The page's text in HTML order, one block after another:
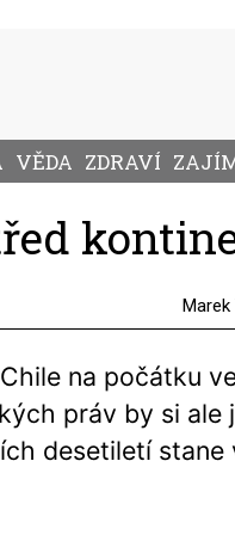
VĚDA ZDRAVÍ
Marek
na počátku
práv by si ale
desetiletí stane